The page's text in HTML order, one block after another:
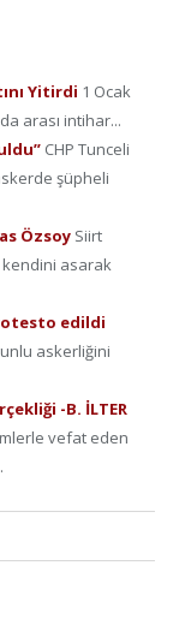
Yitirdi 1 Ocak
arası intihar...
CHP Tunceli
şüpheli
Özsoy Siirt
kendini asarak
edildi
askerliğini
-B. İLTER
vefat eden